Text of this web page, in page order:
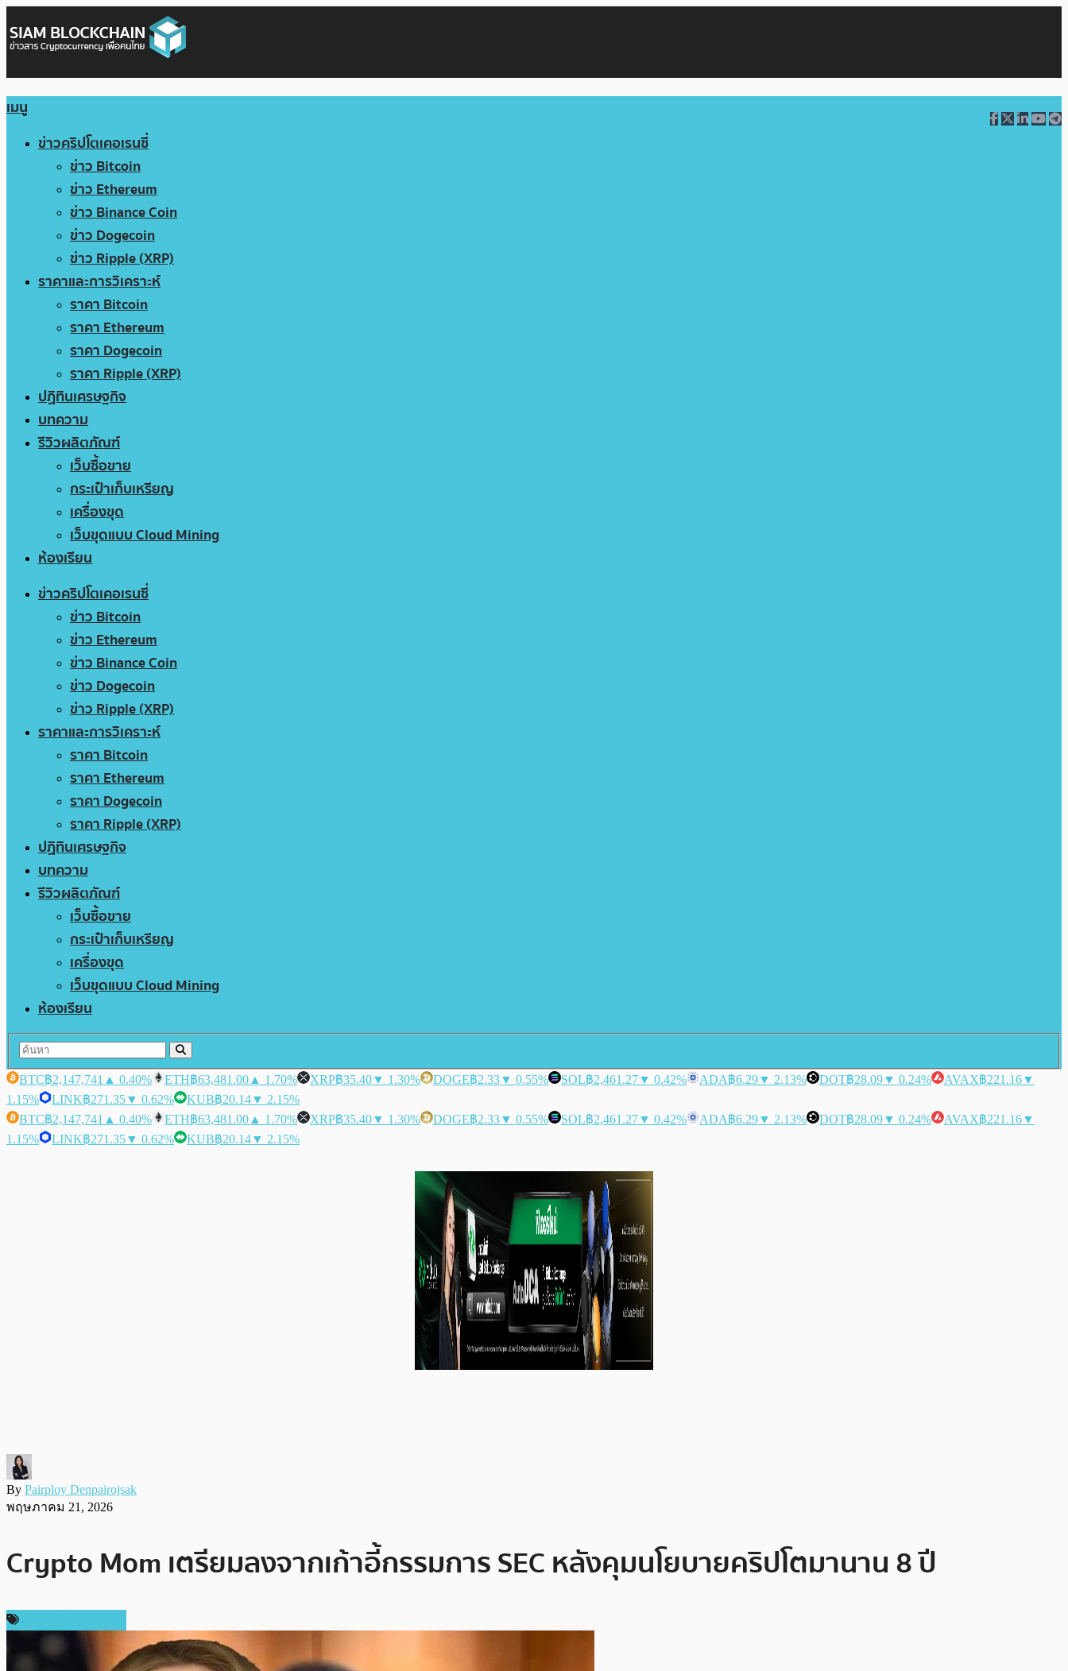
เมนู
ข่าวคริปโตเคอเรนซี่
ข่าว Bitcoin
ข่าว Ethereum
ข่าว Binance Coin
ข่าว Dogecoin
ข่าว Ripple (XRP)
ราคาและการวิเคราะห์
ราคา Bitcoin
ราคา Ethereum
ราคา Dogecoin
ราคา Ripple (XRP)
ปฏิทินเศรษฐกิจ
บทความ
รีวิวผลิตภัณฑ์
เว็บซื้อขาย
กระเป๋าเก็บเหรียญ
เครื่องขุด
เว็บขุดแบบ Cloud Mining
ห้องเรียน
ข่าวคริปโตเคอเรนซี่
ข่าว Bitcoin
ข่าว Ethereum
ข่าว Binance Coin
ข่าว Dogecoin
ข่าว Ripple (XRP)
ราคาและการวิเคราะห์
ราคา Bitcoin
ราคา Ethereum
ราคา Dogecoin
ราคา Ripple (XRP)
ปฏิทินเศรษฐกิจ
บทความ
รีวิวผลิตภัณฑ์
เว็บซื้อขาย
กระเป๋าเก็บเหรียญ
เครื่องขุด
เว็บขุดแบบ Cloud Mining
ห้องเรียน
BTC฿2,147,741 ▲ 0.40% ETH฿63,481.00 ▲ 1.70% XRP฿35.40▼ 1.30% DOGE฿2.33▼ 0.55% SOL฿2,461.27▼ 0.42% ADA฿6.29▼ 2.13% DOT฿28.09▼ 0.24% AVAX฿221.16▼
1.15%
LINK฿271.35▼ 0.62% KUB฿20.14▼ 2.15%
BTC฿2,147,741 ▲ 0.40% ETH฿63,481.00 ▲ 1.70% XRP฿35.40▼ 1.30% DOGE฿2.33▼ 0.55% SOL฿2,461.27▼ 0.42% ADA฿6.29▼ 2.13% DOT฿28.09▼ 0.24% AVAX฿221.16▼
1.15%
LINK฿271.35▼ 0.62% KUB฿20.14▼ 2.15%
By Pairploy Denpairojsak
พฤษภาคม 21, 2026
Crypto Mom เตรียมลงจากเก้าอี้กรรมการ SEC หลังคุมนโยบายคริปโตมานาน 8 ปี